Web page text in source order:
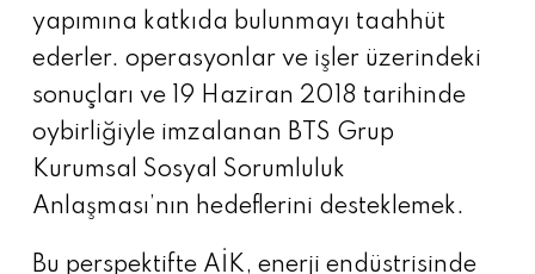
yapımına katkıda bulunmayı taahhüt
ederler. operasyonlar ve işler üzerindeki
sonuçları ve 19 Haziran 2018 tarihinde
oybirliğiyle imzalanan BTS Grup
Kurumsal Sosyal Sorumluluk
Anlaşması’nın hedeflerini desteklemek.
Bu perspektifte AİK, enerji endüstrisinde